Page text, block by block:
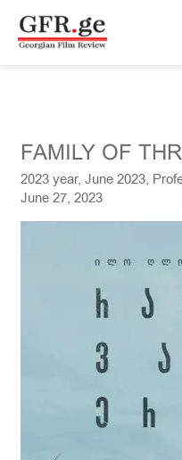
content
FAMILY OF
2023 year,June 2023,
June 27, 2023
FAMILY
THREE